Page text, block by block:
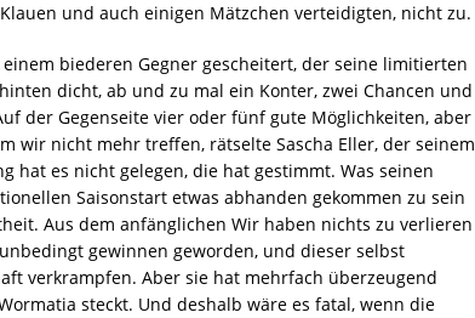
und auch einigen Mätzchen verteidigten, nicht zu.
biederen Gegner gescheitert, der seine limitierten
dicht, ab und zu mal ein Konter, zwei Chancen und
der Gegenseite vier oder fünf gute Möglichkeiten, aber
wir nicht mehr treffen, rätselte Sascha Eller, der seinem
hat es nicht gelegen, die hat gestimmt. Was seinen
Saisonstart etwas abhanden gekommen zu sein
Aus dem anfänglichen Wir haben nichts zu verlieren
gewinnen geworden, und dieser selbst
verkrampfen. Aber sie hat mehrfach überzeugend
steckt. Und deshalb wäre es fatal, wenn die